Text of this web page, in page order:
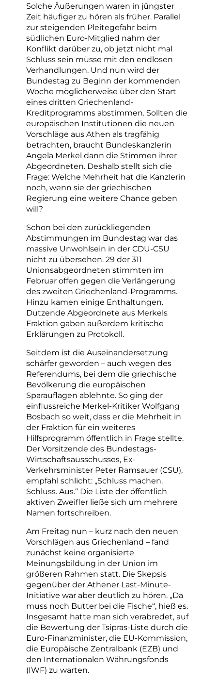
Solche Äußerungen waren in jüngster
Zeit häufiger zu hören als früher. Parallel
zur steigenden Pleitegefahr beim
südlichen Euro-Mitglied nahm der
Konflikt darüber zu, ob jetzt nicht mal
Schluss sein müsse mit den endlosen
Verhandlungen. Und nun wird der
Bundestag zu Beginn der kommenden
Woche möglicherweise über den Start
eines dritten Griechenland-
Kreditprogramms abstimmen. Sollten die
europäischen Institutionen die neuen
Vorschläge aus Athen als tragfähig
betrachten, braucht Bundeskanzlerin
Angela Merkel dann die Stimmen ihrer
Abgeordneten. Deshalb stellt sich die
Frage: Welche Mehrheit hat die Kanzlerin
noch, wenn sie der griechischen
Regierung eine weitere Chance geben
will?
Schon bei den zurückliegenden
Abstimmungen im Bundestag war das
massive Unwohlsein in der CDU-CSU
nicht zu übersehen. 29 der 311
Unionsabgeordneten stimmten im
Februar offen gegen die Verlängerung
des zweiten Griechenland-Programms.
Hinzu kamen einige Enthaltungen.
Dutzende Abgeordnete aus Merkels
Fraktion gaben außerdem kritische
Erklärungen zu Protokoll.
Seitdem ist die Auseinandersetzung
schärfer geworden – auch wegen des
Referendums, bei dem die griechische
Bevölkerung die europäischen
Sparauflagen ablehnte. So ging der
einflussreiche Merkel-Kritiker Wolfgang
Bosbach so weit, dass er die Mehrheit in
der Fraktion für ein weiteres
Hilfsprogramm öffentlich in Frage stellte.
Der Vorsitzende des Bundestags-
Wirtschaftsausschusses, Ex-
Verkehrsminister Peter Ramsauer (CSU),
empfahl schlicht: „Schluss machen.
Schluss. Aus.“ Die Liste der öffentlich
aktiven Zweifler ließe sich um mehrere
Namen fortschreiben.
Am Freitag nun – kurz nach den neuen
Vorschlägen aus Griechenland – fand
zunächst keine organisierte
Meinungsbildung in der Union im
größeren Rahmen statt. Die Skepsis
gegenüber der Athener Last-Minute-
Initiative war aber deutlich zu hören. „Da
muss noch Butter bei die Fische“, hieß es.
Insgesamt hatte man sich verabredet, auf
die Bewertung der Tsipras-Liste durch die
Euro-Finanzminister, die EU-Kommission,
die Europäische Zentralbank (EZB) und
den Internationalen Währungsfonds
(IWF) zu warten.